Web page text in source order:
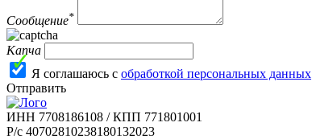
Сообщение*
Капча
Я соглашаюсь с обработкой персональных данных
Отправить
ИНН 7708186108 / КПП 771801001
Р/с 40702810238180132023